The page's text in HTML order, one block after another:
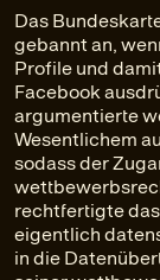
Das
gebannt an,
Profile und
Facebook
argumentierte
Wesentlichem
sodass der
rechtfertigte
eigentlich
in die